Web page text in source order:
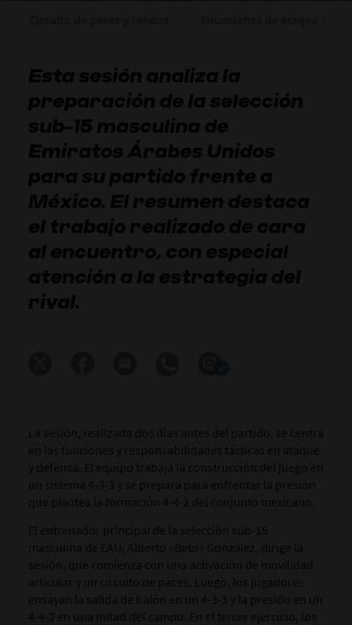
Esta sesión analiza la
preparación de la selección
sub-15 masculina de
Emiratos Árabes Unidos
para su partido frente a
México. El resumen destaca
el trabajo realizado de cara
al encuentro, con especial
atención a la estrategia del
rival.
La sesión, realizada dos días antes del partido, se centra
en las funciones y responsabilidades tácticas en ataque
y defensa. El equipo trabaja la construcción del juego en
un sistema 4-3-3 y se prepara para enfrentar la presión
que plantea la formación 4-4-2 del conjunto mexicano.
El entrenador principal de la selección sub-15
masculina de EAU, Alberto «Beto» González, dirige la
sesión, que comienza con una activación de movilidad
articular y un circuito de pases. Luego, los jugadores
ensayan la salida de balón en un 4-3-3 y la presión en un
4-4-2 en una mitad del campo. En el tercer ejercicio, los